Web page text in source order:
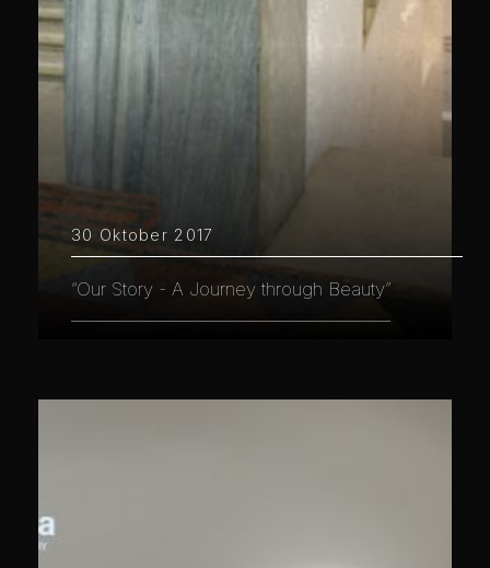
30 Oktober 2017
“Our Story - A Journey through Beauty”